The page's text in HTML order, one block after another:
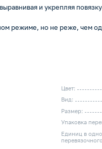
и укрепляя
режиме, но не реже, чем
Цвет:
Вид:
Размер:
Упаковка
Единиц в